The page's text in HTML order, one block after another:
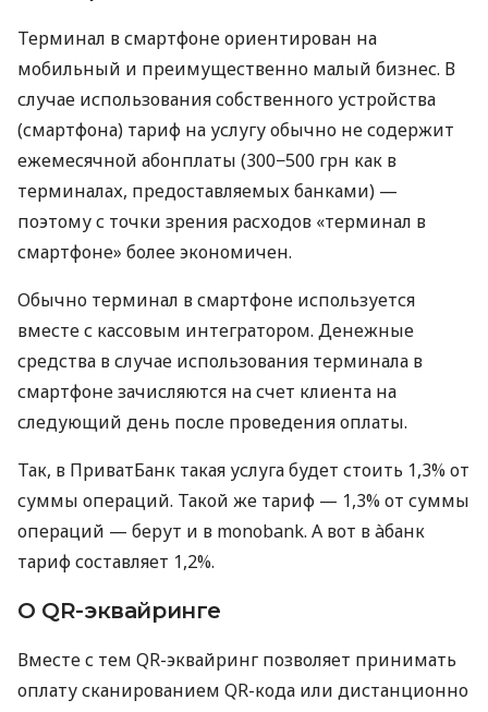
Терминал в смартфоне ориентирован на
мобильный и преимущественно малый бизнес. В
случае использования собственного устройства
(смартфона) тариф на услугу обычно не содержит
ежемесячной абонплаты (300−500 грн как в
терминалах, предоставляемых банками) —
поэтому с точки зрения расходов «терминал в
смартфоне» более экономичен.
Обычно терминал в смартфоне используется
вместе с кассовым интегратором. Денежные
средства в случае использования терминала в
смартфоне зачисляются на счет клиента на
следующий день после проведения оплаты.
Так, в ПриватБанк такая услуга будет стоить 1,3% от
суммы операций. Такой же тариф — 1,3% от суммы
операций — берут и в monobank. А вот в àбанк
тариф составляет 1,2%.
О QR-эквайринге
Вместе с тем QR-эквайринг позволяет принимать
оплату сканированием QR-кода или дистанционно